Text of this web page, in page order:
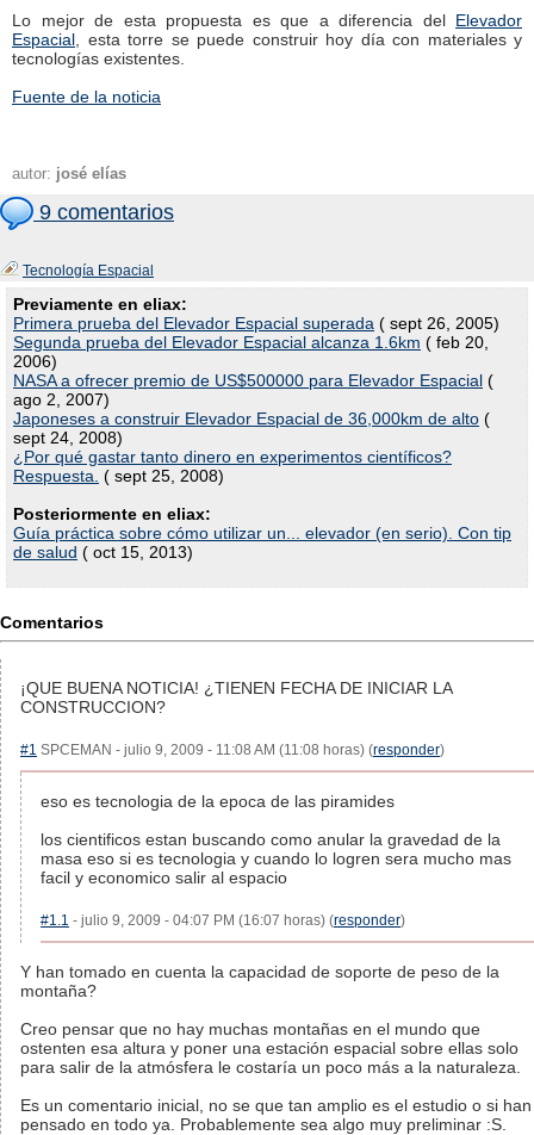
Lo mejor de esta propuesta es que a diferencia del Elevador
Espacial , esta torre se puede construir hoy día con materiales y
tecnologías existentes.
Fuente de la noticia
autor: josé elías
9 comentarios
Tecnología Espacial
Previamente en eliax:
Primera prueba del Elevador Espacial superada ( sept 26, 2005)
Segunda prueba del Elevador Espacial alcanza 1.6km ( feb 20,
2006)
NASA a ofrecer premio de US$500000 para Elevador Espacial (
ago 2, 2007)
Japoneses a construir Elevador Espacial de 36,000km de alto (
sept 24, 2008)
¿Por qué gastar tanto dinero en experimentos científicos?
Respuesta. ( sept 25, 2008)
Posteriormente en eliax:
Guía práctica sobre cómo utilizar un... elevador (en serio). Con tip
de salud ( oct 15, 2013)
Comentarios
¡QUE BUENA NOTICIA! ¿TIENEN FECHA DE INICIAR LA
CONSTRUCCION?
#1 SPCEMAN - julio 9, 2009 - 11:08 AM (11:08 horas) (responder)
eso es tecnologia de la epoca de las piramides
los cientificos estan buscando como anular la gravedad de la
masa eso si es tecnologia y cuando lo logren sera mucho mas
facil y economico salir al espacio
#1.1 - julio 9, 2009 - 04:07 PM (16:07 horas) (responder)
Y han tomado en cuenta la capacidad de soporte de peso de la
montaña?
Creo pensar que no hay muchas montañas en el mundo que
ostenten esa altura y poner una estación espacial sobre ellas solo
para salir de la atmósfera le costaría un poco más a la naturaleza.
Es un comentario inicial, no se que tan amplio es el estudio o si han
pensado en todo ya. Probablemente sea algo muy preliminar :S.